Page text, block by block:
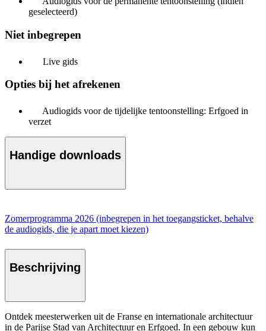
geselecteerd)
Niet inbegrepen
Live gids
Opties bij het afrekenen
Audiogids voor de tijdelijke tentoonstelling: Erfgoed in
verzet
Handige downloads
Zomerprogramma 2026 (inbegrepen in het toegangsticket, behalve
de audiogids, die je apart moet kiezen)
Beschrijving
Ontdek meesterwerken uit de Franse en internationale architectuur
in de Parijse Stad van Architectuur en Erfgoed. In een gebouw kun